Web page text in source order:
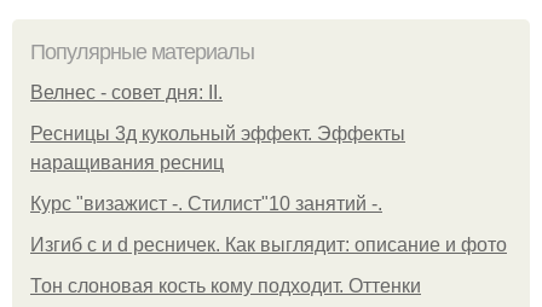
Популярные материалы
Велнес - совет дня: II.
Ресницы 3д кукольный эффект. Эффекты
наращивания ресниц
Курс "визажист -. Стилист"10 занятий -.
Изгиб c и d ресничек. Как выглядит: описание и фото
Тон слоновая кость кому подходит. Оттенки